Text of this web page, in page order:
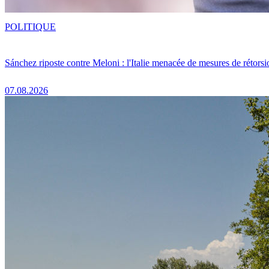
Sánchez riposte contre Meloni : l'Italie menacée de mesures de
07.08.2026
POLITIQUE